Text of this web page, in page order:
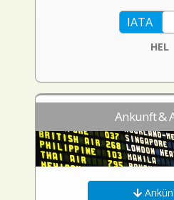
HEL
Ankunft &